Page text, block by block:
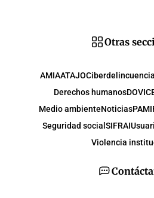
Otras
AMIAATAJOCiberdelincuencia
Derechos humanosDOVIC
Medio ambienteNoticiasPAMI
Seguridad social SIFRAI
Violencia